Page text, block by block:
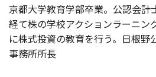
京都大学教育学部卒業。公認会計
経て株の学校アクションラーニン
に株式投資の教育を行う。日根野
事務所所長